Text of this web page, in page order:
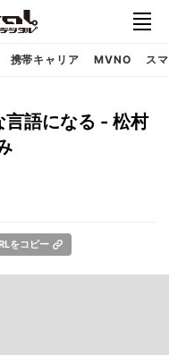
携帯キャリア MVNO ス
語になる - 松村
をコピー